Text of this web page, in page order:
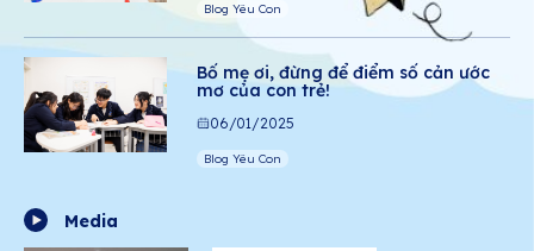
Blog Yêu Con
Bố mẹ ơi, đừng để điểm số cản ước
mơ của con trẻ!
06/01/2025
Blog Yêu Con
Media